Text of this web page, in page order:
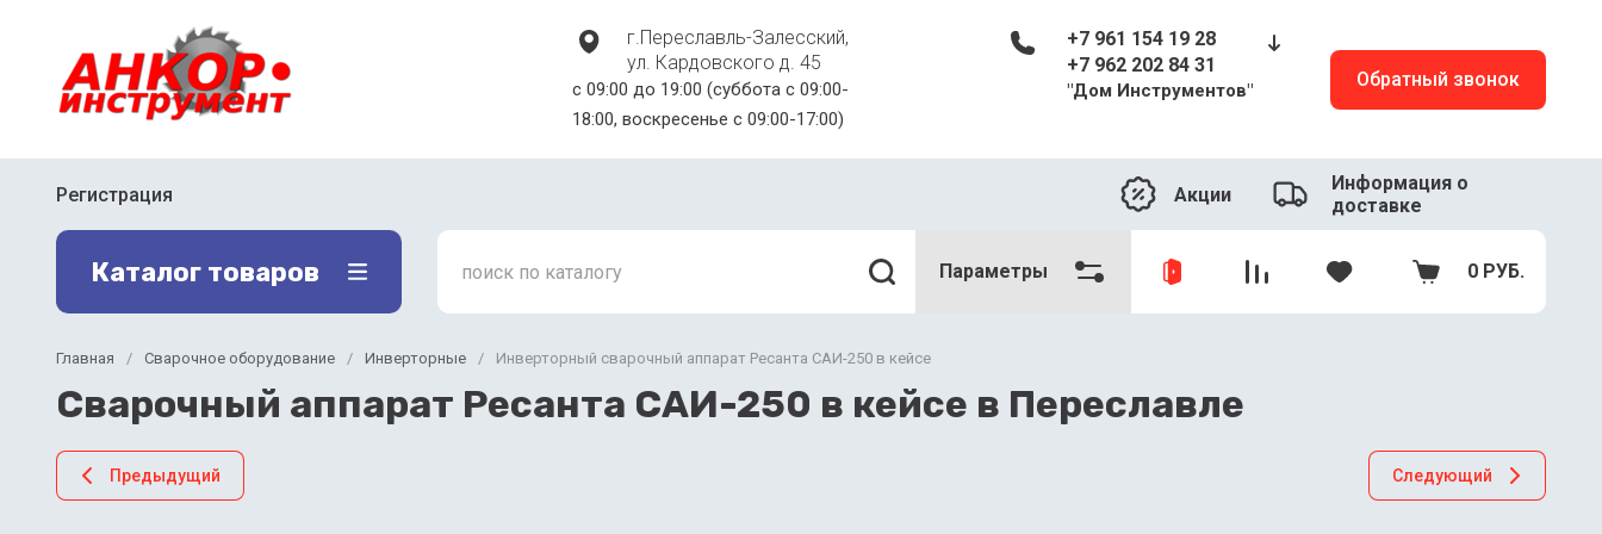
г.Переславль-Залесский,
ул. Кардовского д. 45
c 09:00 до 19:00 (суббота с 09:00-
18:00, воскресенье с 09:00-17:00)
+7 961 154 19 28
+7 962 202 84 31
"Дом Инструментов" Обратный звонок
Регистрация Акции
Информация о
доставке
Каталог товаров Параметры 0 РУБ.
Главная / Сварочное оборудование / Инверторные / Инверторный сварочный аппарат Ресанта САИ-250 в кейсе
Сварочный аппарат Ресанта САИ-250 в кейсе в Переславле
Предыдущий Следующий